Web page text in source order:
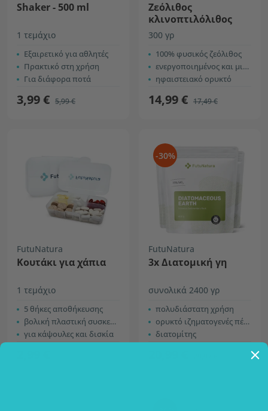
Shaker - 500 ml
1 τεμάχιο
Εξαιρετικό για αθλητές
Πρακτικό στη χρήση
Για διάφορα ποτά
3,99 € 5,99 €
Ζεόλιθος
κλινοπτιλόλιθος
300 γρ
100% φυσικός ζεόλιθος
ενεργοποιημένος και μικρονισμένος
ηφαιστειακό ορυκτό
14,99 € 17,49 €
FutuNatura
Κουτάκι για χάπια
1 τεμάχιο
5 θήκες αποθήκευσης
βολική πλαστική συσκευασία
για κάψουλες και δισκία
-30%
FutuNatura
3x Διατομική γη
συνολικά 2400 γρ
πολυδιάστατη χρήση
ορυκτό ιζηματογενές πέτρωμα
διατομίτης